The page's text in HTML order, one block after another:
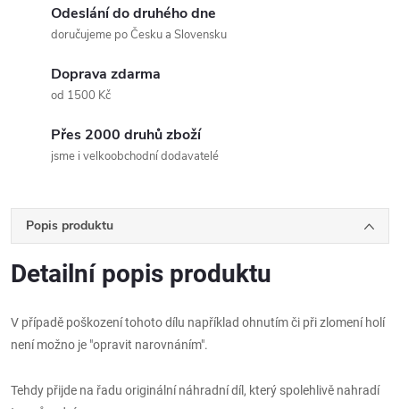
Odeslání do druhého dne
doručujeme po Česku a Slovensku
Doprava zdarma
od 1500 Kč
Přes 2000 druhů zboží
jsme i velkoobchodní dodavatelé
Popis produktu
Detailní popis produktu
V případě poškození tohoto dílu například ohnutím či při zlomení holí
není možno je "opravit narovnáním".
Tehdy přijde na řadu originální náhradní díl, který spolehlivě nahradí